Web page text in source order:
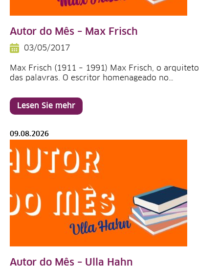
Autor do Mês – Max Frisch
03/05/2017
Max Frisch (1911 – 1991) Max Frisch, o arquiteto
das palavras. O escritor homenageado no…
Lesen Sie mehr
09.08.2026
Autor do Mês – Ulla Hahn